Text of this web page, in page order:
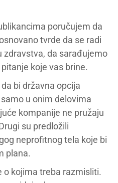
poručujem da
tvrde da se radi
zdravstva, da sarađujemo
koje vas brine.
bi državna opcija
u onim delovima
kompanije ne pružaju
su predložili
neprofitnog tela koje bi
plana.
o kojima treba razmisliti.